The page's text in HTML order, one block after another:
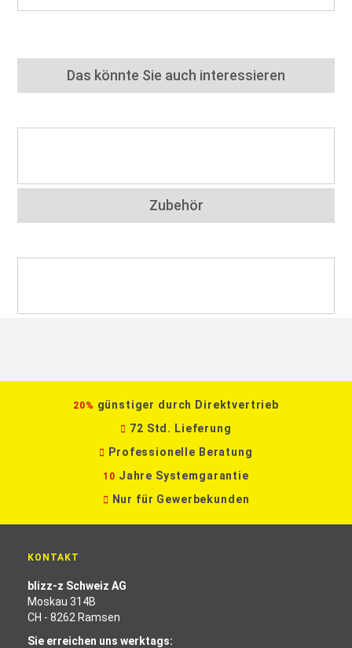
Das könnte Sie auch interessieren
Zubehör
20% günstiger durch Direktvertrieb
72 Std. Lieferung
Professionelle Beratung
10 Jahre Systemgarantie
Nur für Gewerbekunden
KONTAKT
blizz-z Schweiz AG
Moskau 314B
CH - 8262 Ramsen
Sie erreichen uns werktags: